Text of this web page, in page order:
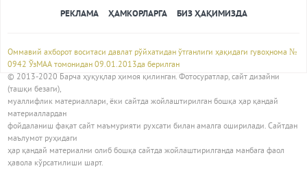
РЕКЛАМА ҲАМКОРЛАРГА БИЗ ҲАҚИМИЗДА
Оммавий ахборот воситаси давлат рўйхатидан ўтганлиги ҳақидаги гувоҳнома №
0942 ЎзМАА томонидан 09.01.2013да берилган
© 2013-2020 Барча ҳуқуқлар ҳимоя қилинган. Фотосуратлар, сайт дизайни
(ташқи безаги),
муаллифлик материаллари, ёки сайтда жойлаштирилган бошқа ҳар қандай
материаллардан
фойдаланиш фақат сайт маъмурияти рухсати билан амалга оширилади. Сайтдан
маълумот руҳидаги
ҳар қандай материални олиб бошқа сайтда жойлаштирилганда манбага фаол
ҳавола кўрсатилиши шарт.